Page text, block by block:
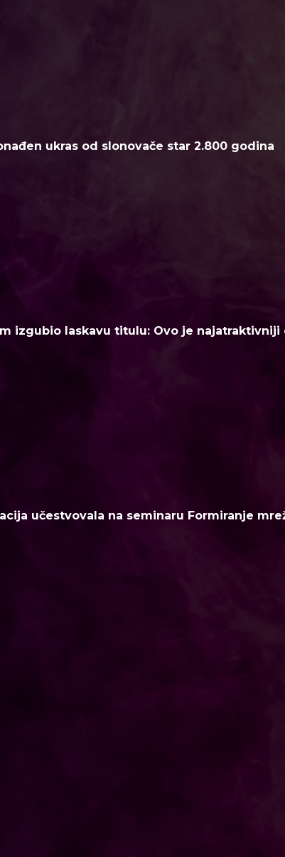
ukras od slonovače star 2.800 godina
izgubio laskavu titulu: Ovo je najatraktivniji
učestvovala na seminaru Formiranje